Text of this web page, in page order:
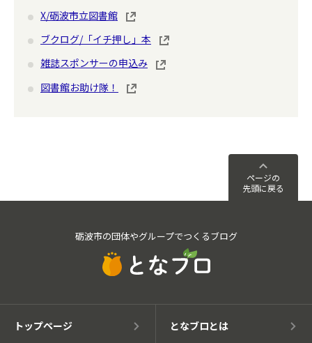
X/砺波市立図書館
ブクログ/「イチ押し」本
雑誌スポンサーの申込み
図書館お助け隊！
ページの
先頭に戻る
砺波市の団体やグループでつくるブログ
トップページ となブロとは